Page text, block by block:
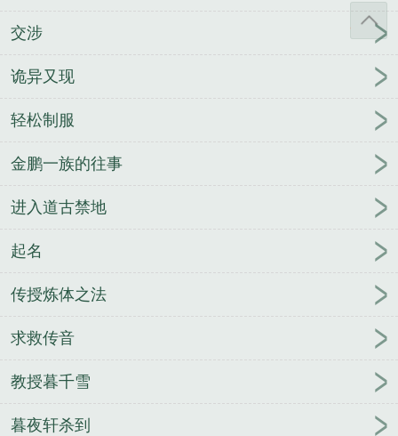
交涉
诡异又现
轻松制服
金鹏一族的往事
进入道古禁地
起名
传授炼体之法
求救传音
教授暮千雪
暮夜轩杀到